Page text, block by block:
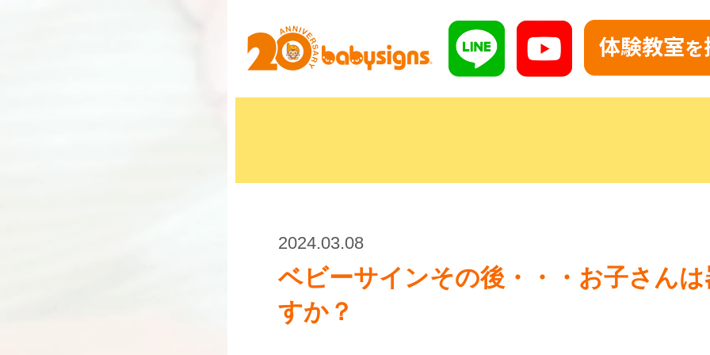
2024.03.08
ベビーサインその後・・・お子さん
すか？